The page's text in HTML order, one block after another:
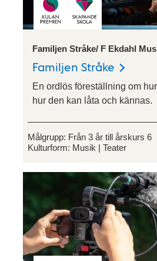
Familjen Stråke/ F Ekdahl
Familjen Stråke
En ordlös föreställning om
hur den kan låta och kännas.
Målgrupp: Från 3 år till årskurs 6
Kulturform: Musik Teater